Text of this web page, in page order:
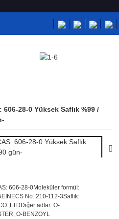
28-0 Yüksek Saflık %99 /
606-28-0Moleküler formül:
EINECS No.:210-112-3Saflık:
Diğer adlar: O-
O-BENZOYL